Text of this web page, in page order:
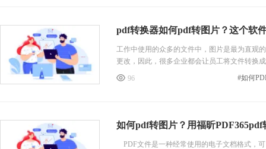
pdf转换器如何pdf转图片？这个软
工作中使用的众多的文件中，图片是最为直观
更改，因此，很多企业都会让员工将文件转换
96 #如何
如何pdf转图片？用福昕PDF365pdf
PDF文件是一种经常使用的电子文档格式，